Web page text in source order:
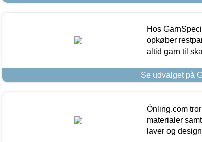
Hos
opkøber
altid garn til
Se udvalget på
Önling.com
materialer
laver og